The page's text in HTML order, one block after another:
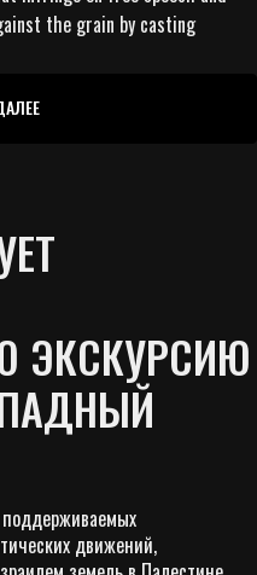
the grain by casting
ЭКСКУРСИЮ
поддерживаемых
движений,